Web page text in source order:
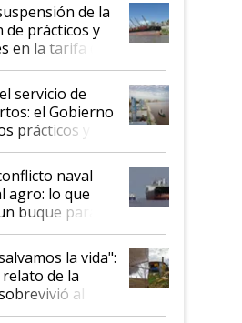
de la
de prácticos y
en la tarifa de
servicio de
el Gobierno
prácticos y
de
naval
agro: lo que
buque parado
que Argentina
sucio"
la vida":
de la
al